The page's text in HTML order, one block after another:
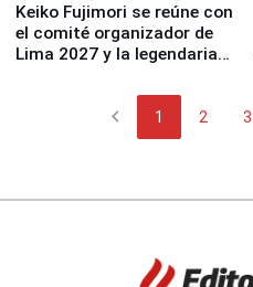
Keiko Fujimori se reúne con
el comité organizador de
Lima 2027 y la legendaria
chevron_left 1 2 3